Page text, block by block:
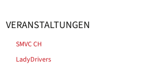
VERANSTALTUNGEN
SMVC CH
LadyDrivers